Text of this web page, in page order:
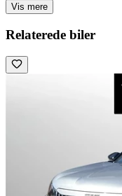
Vis mere
Relaterede biler